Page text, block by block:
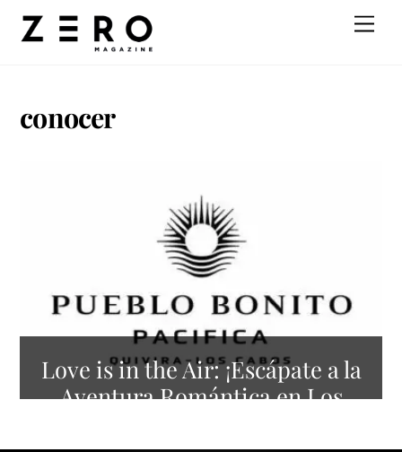
conocer
Love is in the Air: ¡Escápate a la
Aventura Romántica en Los